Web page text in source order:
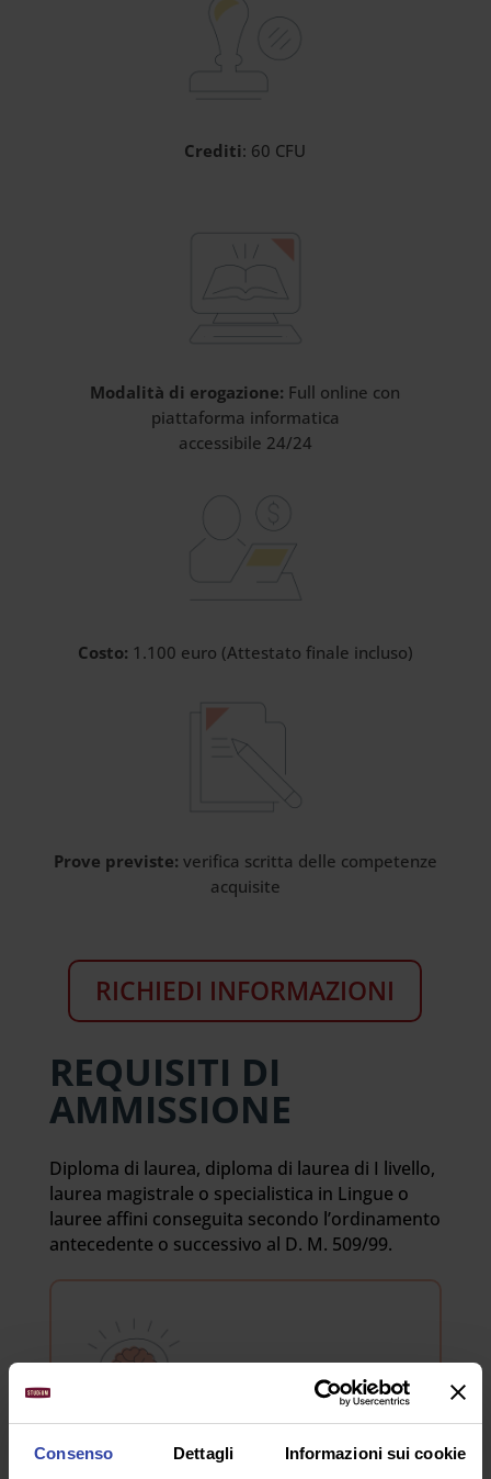
Consenso Dettagli Informazioni sui cookie
Crediti: 60 CFU
Modalità di erogazione: Full online con
piattaforma informatica
accessibile 24/24
Costo: 1.100 euro (Attestato finale incluso)
Prove previste: verifica scritta delle competenze
acquisite
RICHIEDI INFORMAZIONI
REQUISITI DI
AMMISSIONE
Diploma di laurea, diploma di laurea di I livello,
laurea magistrale o specialistica in Lingue o
lauree affini conseguita secondo l’ordinamento
antecedente o successivo al D. M. 509/99.